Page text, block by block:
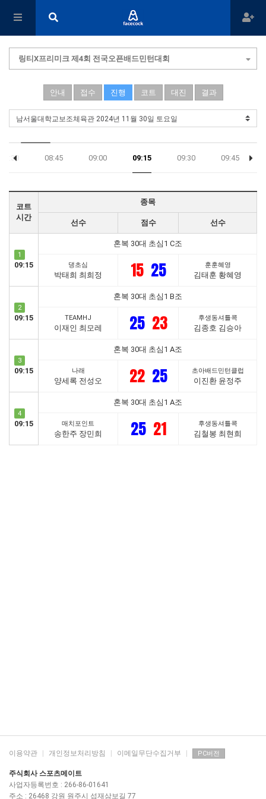
링티X프리미크 제4회 전국오픈배드민턴대회
안내 접수 진행 코트 대진 결과
08:30 08:45 09:00 09:15 09:30 09:45
코트
시간
종목
선수 점수 선수
1
09:15
혼복 30대 초심1 C조
댕초심
박태희 최희정 15 25 훈훈혜영
김태훈 황혜영
2
09:15
혼복 30대 초심1 B조
TEAMHJ
이재인 최모레 25 23 후생동셔틀콕
김종호 김승아
3
09:15
혼복 30대 초심1 A조
나래
양세록 전성오 22 25 초아배드민턴클럽
이진환 윤정주
4
09:15
혼복 30대 초심1 A조
매치포인트
송한주 장민희 25 21 후생동셔틀콕
김철봉 최현희
이용약관 개인정보처리방침 이메일무단수집거부 PC버전
주식회사 스포츠메이트
사업자등록번호 : 266-86-01641
주소 : 26468 강원 원주시 섭재삼보길 77